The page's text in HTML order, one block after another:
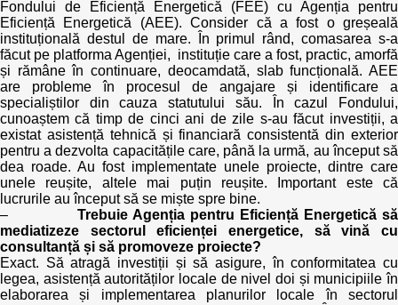
public institutions in Moldova
Integrity of public procurement in Moldova
Public procurement
Fondului de Eficiență Energetică (FEE) cu Agenția pentru
Eficiență Energetică (AEE). Consider că a fost o greșeală
instituțională destul de mare. În primul rând, comasarea s-a
făcut pe platforma Agenției, instituție care a fost, practic, amorfă
și rămâne în continuare, deocamdată, slab funcțională. AEE
are probleme în procesul de angajare și identificare a
specialiștilor din cauza statutului său. În cazul Fondului,
cunoaștem că timp de cinci ani de zile s-au făcut investiții, a
existat asistență tehnică și financiară consistentă din exterior
pentru a dezvolta capacitățile care, până la urmă, au început să
dea roade. Au fost implementate unele proiecte, dintre care
unele reușite, altele mai puțin reușite. Important este că
lucrurile au început să se miște spre bine.
– Trebuie Agenția pentru Eficiență Energetică să
mediatizeze sectorul eficienței energetice, să vină cu
consultanță și să promoveze proiecte?
Exact. Să atragă investiții și să asigure, în conformitatea cu
legea, asistență autorităților locale de nivel doi și municipiile în
elaborarea și implementarea planurilor locale în sectorul